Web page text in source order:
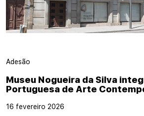
Adesão
Museu Nogueira da Silva
Portuguesa de Arte
16 fevereiro 2026